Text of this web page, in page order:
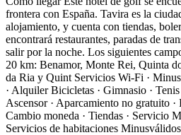
frontera con España. Tavira es la
alojamiento, y cuenta con tiendas,
encontrará restaurantes, paradas de
salir por la noche. Los siguientes
20 km: Benamor, Monte Rei, Quinta
da Ria y Quint Servicios Wi-Fi ·
· Alquiler Bicicletas · Gimnasio ·
Ascensor · Aparcamiento no gratuito ·
Cambio moneda · Tiendas · Servicio
Servicios de habitaciones